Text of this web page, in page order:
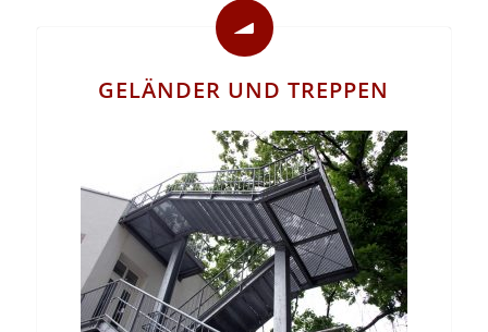
GELÄNDER UND TREPPEN